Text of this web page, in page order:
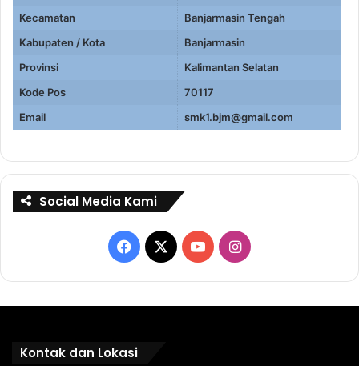
Kecamatan
Banjarmasin Tengah
Kabupaten / Kota
Banjarmasin
Provinsi
Kalimantan Selatan
Kode Pos
70117
Email
smk1.bjm@gmail.com
Social Media Kami
Facebook
X YouTubeInstagram
Kontak dan Lokasi